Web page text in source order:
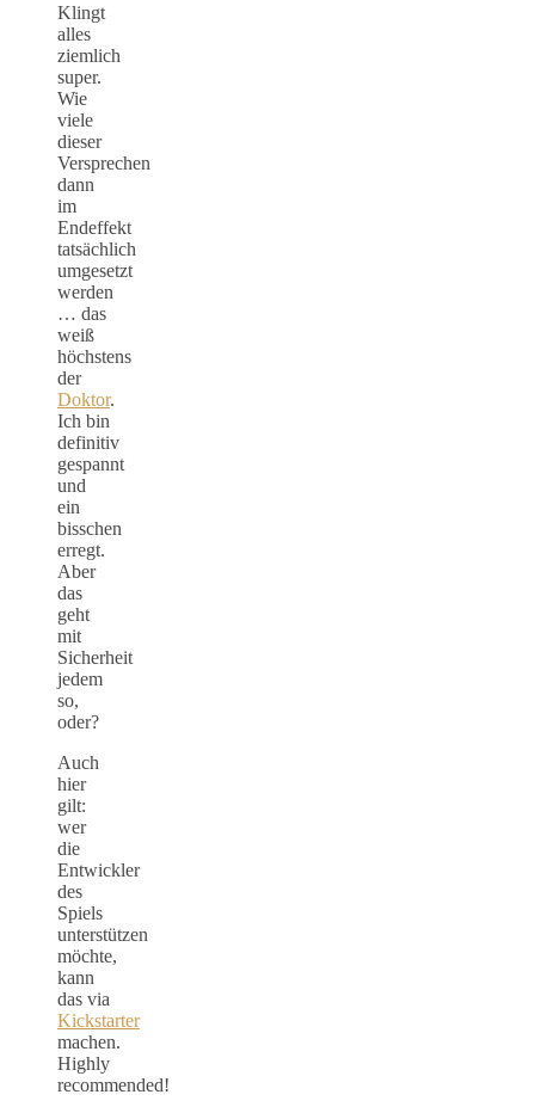
Klingt
alles
ziemlich
super.
Wie
viele
dieser
Versprechen
dann
im
Endeffekt
tatsächlich
umgesetzt
werden
… das
weiß
höchstens
der
Doktor.
Ich bin
definitiv
gespannt
und
ein
bisschen
erregt.
Aber
das
geht
mit
Sicherheit
jedem
so,
oder?
Auch
hier
gilt:
wer
die
Entwickler
des
Spiels
unterstützen
möchte,
kann
das via
Kickstarter
machen.
Highly
recommended!